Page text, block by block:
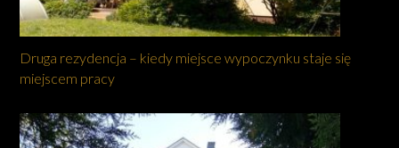
Druga rezydencja – kiedy miejsce wypoczynku staje się
miejscem pracy